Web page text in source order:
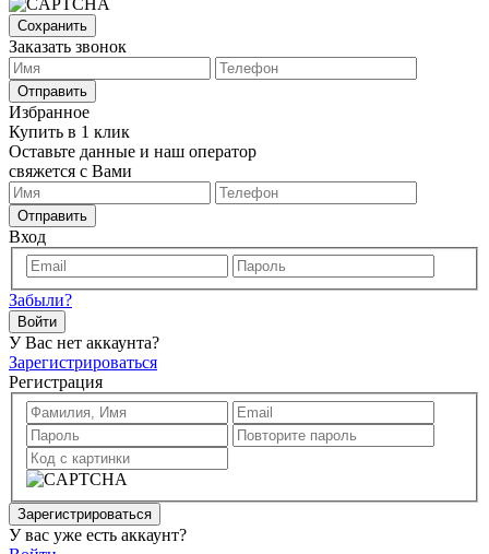
Сохранить
Заказать звонок
Отправить
Избранное
Купить в 1 клик
Оставьте данные и наш оператор
свяжется с Вами
Отправить
Вход
Забыли?
Войти
У Вас нет аккаунта?
Зарегистрироваться
Регистрация
Зарегистрироваться
У вас уже есть аккаунт?